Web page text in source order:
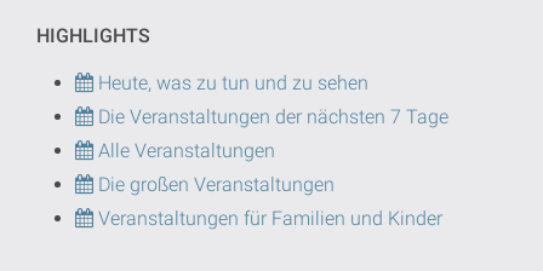
HIGHLIGHTS
Heute, was zu tun und zu sehen
Die Veranstaltungen der nächsten 7 Tage
Alle Veranstaltungen
Die großen Veranstaltungen
Veranstaltungen für Familien und Kinder